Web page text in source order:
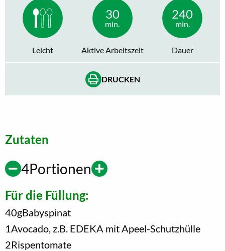
Leicht
30
min.
Aktive Arbeitszeit
240
min.
Dauer
DRUCKEN
Zutaten
4Portionen
Für die Füllung:
40gBabyspinat
1 Avocado, z.B. EDEKA mit Apeel-Schutzhülle
2Rispentomate